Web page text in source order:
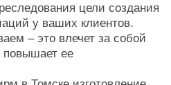
цели создания
у ваших клиентов.
– это влечет за собой
ее